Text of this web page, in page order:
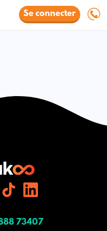
Se connecter
73407